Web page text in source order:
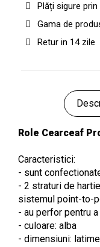
Plăți sigure
Gama de
Retur in 14 zile
Role Cearceaf
Caracteristici:
- sunt
- 2 straturi de
sistemul point-to-
- au perfor pentru
- culoare: alba
- dimensiuni: